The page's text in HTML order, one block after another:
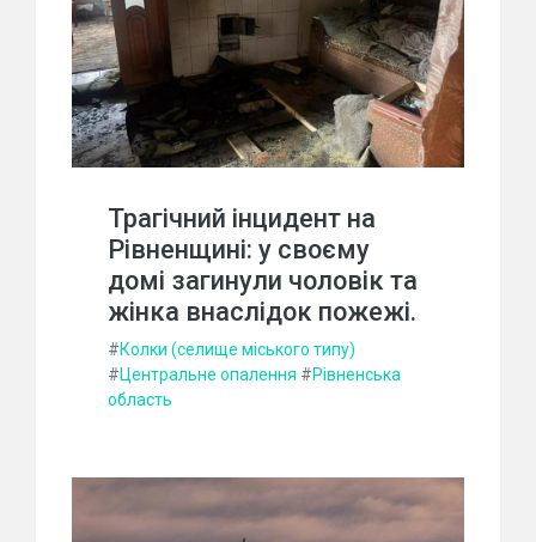
Трагічний інцидент на
Рівненщині: у своєму
домі загинули чоловік та
жінка внаслідок пожежі.
#Колки (селище міського типу)
#Центральне опалення #Рівненська
область